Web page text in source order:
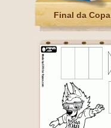
Final da